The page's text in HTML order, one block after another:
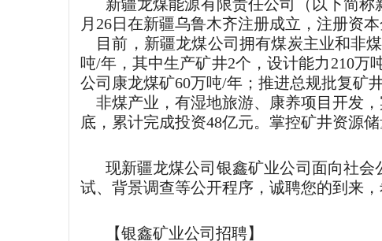
新疆龙煤能源有限责任公司（以下简
月26日在新疆乌鲁木齐注册成立，注册资本
目前，新疆龙煤公司拥有煤炭主业和非
吨/年，其中生产矿井2个，设计能力210万
公司康龙煤矿60万吨/年；推进总规批复矿
非煤产业，有湿地旅游、康养项目开发
底，累计完成投资48亿元。掌控矿井资源储
现新疆龙煤公司银鑫矿业公司面向社
试、背景调查等公开程序，诚聘您的到来
【银鑫矿业公司招聘】